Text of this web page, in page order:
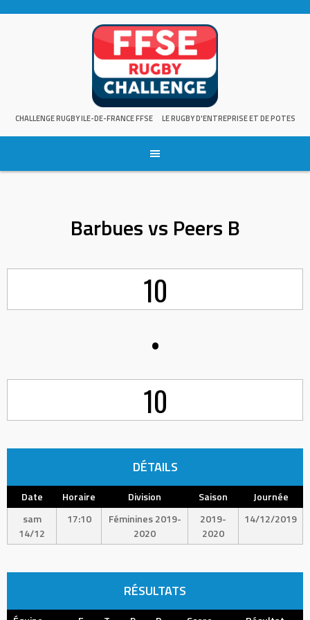
CHALLENGE RUGBY ILE-DE-FRANCE FFSE LE RUGBY D'ENTREPRISE ET DE POTES
Barbues vs Peers B
10
•
10
DÉTAILS
Date Horaire Division Saison
Journée
sam
14/12
17:10
Féminines 2019-
2020
2019-
2020
14/12/2019
RÉSULTATS